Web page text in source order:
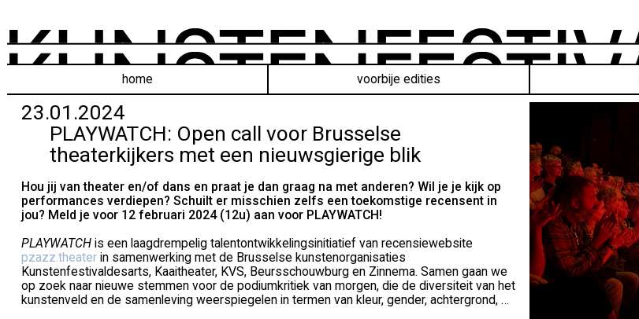
home voorbije edities
23.01.2024
PLAYWATCH: Open call voor Brusselse
theaterkijkers met een nieuwsgierige blik
Hou jij van theater en/of dans en praat je dan graag na met anderen? Wil je je kijk op
performances verdiepen? Schuilt er misschien zelfs een toekomstige recensent in
jou? Meld je voor 12 februari 2024 (12u) aan voor PLAYWATCH!
PLAYWATCH is een laagdrempelig talentontwikkelingsinitiatief van recensiewebsite
pzazz.theater in samenwerking met de Brusselse kunstenorganisaties
Kunstenfestivaldesarts, Kaaitheater, KVS, Beursschouwburg en Zinnema. Samen gaan we
op zoek naar nieuwe stemmen voor de podiumkritiek van morgen, die de diversiteit van het
kunstenveld en de samenleving weerspiegelen in termen van kleur, gender, achtergrond, …